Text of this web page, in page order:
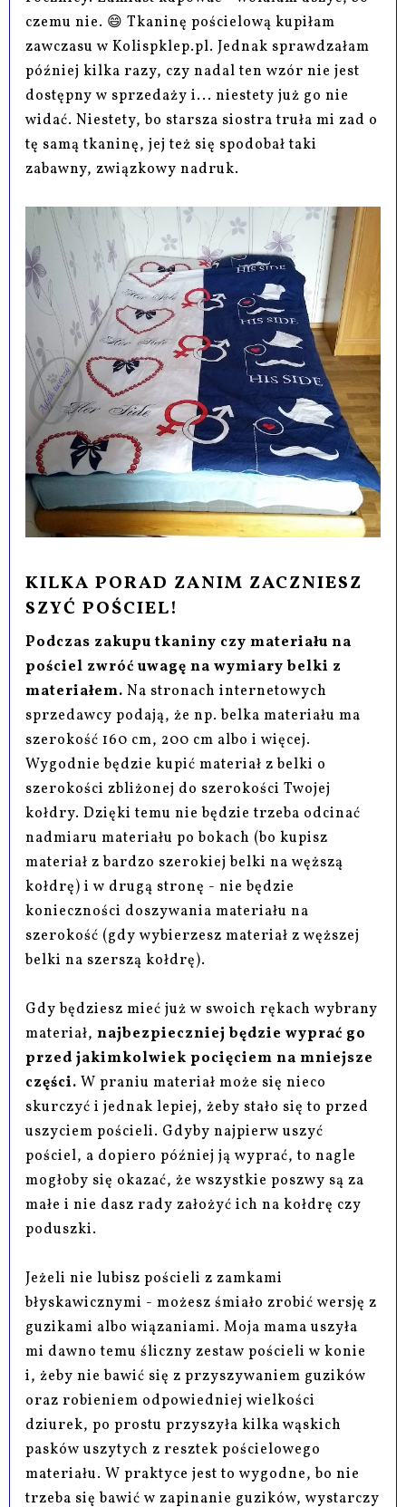
czemu nie. 😄 Tkaninę pościelową kupiłam
zawczasu w Kolispklep.pl. Jednak sprawdzałam
później kilka razy, czy nadal ten wzór nie jest
dostępny w sprzedaży i... niestety już go nie
widać. Niestety, bo starsza siostra truła mi zad o
tę samą tkaninę, jej też się spodobał taki
zabawny, związkowy nadruk.
KILKA PORAD ZANIM ZACZNIESZ
SZYĆ POŚCIEL!
Podczas zakupu tkaniny czy materiału na
pościel zwróć uwagę na wymiary belki z
materiałem. Na stronach internetowych
sprzedawcy podają, że np. belka materiału ma
szerokość 160 cm, 200 cm albo i więcej.
Wygodnie będzie kupić materiał z belki o
szerokości zbliżonej do szerokości Twojej
kołdry. Dzięki temu nie będzie trzeba odcinać
nadmiaru materiału po bokach (bo kupisz
materiał z bardzo szerokiej belki na węższą
kołdrę) i w drugą stronę - nie będzie
konieczności doszywania materiału na
szerokość (gdy wybierzesz materiał z węższej
belki na szerszą kołdrę).
Gdy będziesz mieć już w swoich rękach wybrany
materiał,najbezpieczniej będzie wyprać go
przed jakimkolwiek pocięciem na mniejsze
części. W praniu materiał może się nieco
skurczyć i jednak lepiej, żeby stało się to przed
uszyciem pościeli. Gdyby najpierw uszyć
pościel, a dopiero później ją wyprać, to nagle
mogłoby się okazać, że wszystkie poszwy są za
małe i nie dasz rady założyć ich na kołdrę czy
poduszki.
Jeżeli nie lubisz pościeli z zamkami
błyskawicznymi - możesz śmiało zrobić wersję z
guzikami albo wiązaniami. Moja mama uszyła
mi dawno temu śliczny zestaw pościeli w konie
i, żeby nie bawić się z przyszywaniem guzików
oraz robieniem odpowiedniej wielkości
dziurek, po prostu przyszyła kilka wąskich
pasków uszytych z resztek pościelowego
materiału. W praktyce jest to wygodne, bo nie
trzeba się bawić w zapinanie guzików, wystarczy